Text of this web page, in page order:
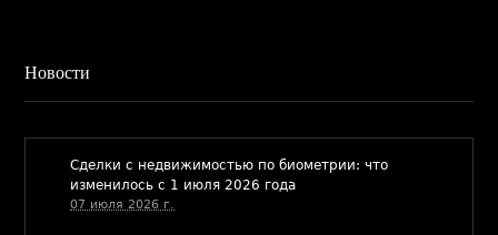
Новости
​Сделки с недвижимостью по биометрии: что
изменилось с 1 июля 2026 года
07 июля 2026 г.